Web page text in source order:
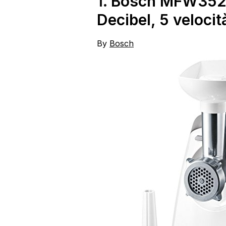
Inclusi, Nero, Acciaio
Inox
Decibel, 5
By Bosch